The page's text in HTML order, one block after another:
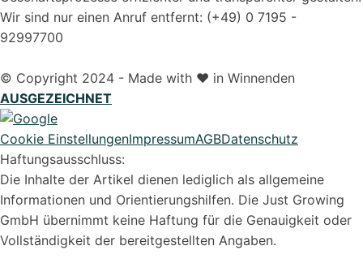
Wir sind nur einen Anruf entfernt: (+49) 0 7195 -
92997700
© Copyright 2024 - Made with ❤️ in Winnenden
AUSGEZEICHNET
Cookie EinstellungenImpressumAGBDatenschutz
Haftungsausschluss:
Die Inhalte der Artikel dienen lediglich als allgemeine
Informationen und Orientierungshilfen. Die Just Growing
GmbH übernimmt keine Haftung für die Genauigkeit oder
Vollständigkeit der bereitgestellten Angaben.
Syvera Accessify
Barrierefreiheits-Tools